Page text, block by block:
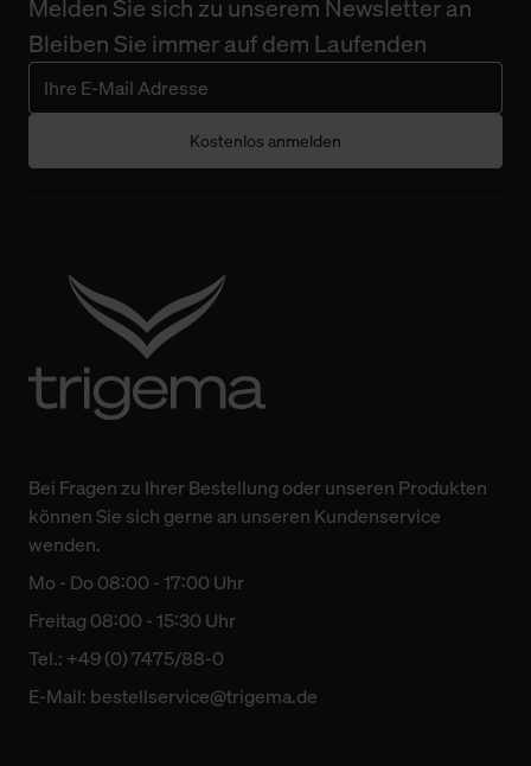
Melden Sie sich zu unserem Newsletter an
Bleiben Sie immer auf dem Laufenden
Kostenlos anmelden
Bei Fragen zu Ihrer Bestellung oder unseren Produkten
können Sie sich gerne an unseren Kundenservice
wenden.
Mo - Do 08:00 - 17:00 Uhr
Freitag 08:00 - 15:30 Uhr
Tel.: +49 (0) 7475/88-0
E-Mail: bestellservice@trigema.de